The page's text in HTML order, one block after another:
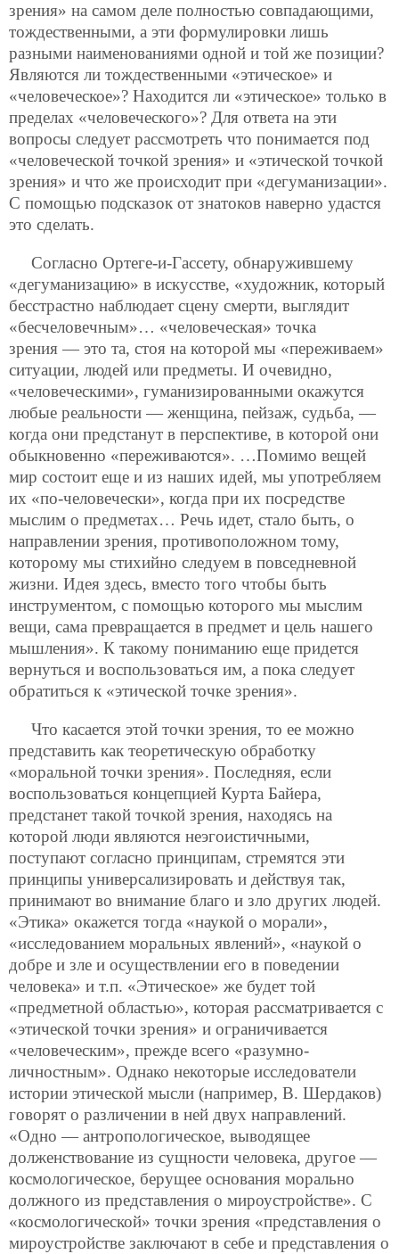
зрения» на самом деле полностью совпадающими,
тождественными, а эти формулировки лишь
разными наименованиями одной и той же позиции?
Являются ли тождественными «этическое» и
«человеческое»? Находится ли «этическое» только в
пределах «человеческого»? Для ответа на эти
вопросы следует рассмотреть что понимается под
«человеческой точкой зрения» и «этической точкой
зрения» и что же происходит при «дегуманизации».
С помощью подсказок от знатоков наверно удастся
это сделать.
Согласно Ортеге-и-Гассету, обнаружившему
«дегуманизацию» в искусстве, «художник, который
бесстрастно наблюдает сцену смерти, выглядит
«бесчеловечным»… «человеческая» точка
зрения — это та, стоя на которой мы «переживаем»
ситуации, людей или предметы. И очевидно,
«человеческими», гуманизированными окажутся
любые реальности — женщина, пейзаж, судьба, —
когда они предстанут в перспективе, в которой они
обыкновенно «переживаются». …Помимо вещей
мир состоит еще и из наших идей, мы употребляем
их «по-человечески», когда при их посредстве
мыслим о предметах… Речь идет, стало быть, о
направлении зрения, противоположном тому,
которому мы стихийно следуем в повседневной
жизни. Идея здесь, вместо того чтобы быть
инструментом, с помощью которого мы мыслим
вещи, сама превращается в предмет и цель нашего
мышления». К такому пониманию еще придется
вернуться и воспользоваться им, а пока следует
обратиться к «этической точке зрения».
Что касается этой точки зрения, то ее можно
представить как теоретическую обработку
«моральной точки зрения». Последняя, если
воспользоваться концепцией Курта Байера,
предстанет такой точкой зрения, находясь на
которой люди являются неэгоистичными,
поступают согласно принципам, стремятся эти
принципы универсализировать и действуя так,
принимают во внимание благо и зло других людей.
«Этика» окажется тогда «наукой о морали»,
«исследованием моральных явлений», «наукой о
добре и зле и осуществлении его в поведении
человека» и т.п. «Этическое» же будет той
«предметной областью», которая рассматривается с
«этической точки зрения» и ограничивается
«человеческим», прежде всего «разумно-
личностным». Однако некоторые исследователи
истории этической мысли (например, В. Шердаков)
говорят о различении в ней двух направлений.
«Одно — антропологическое, выводящее
долженствование из сущности человека, другое —
космологическое, берущее основания морально
должного из представления о мироустройстве». С
«космологической» точки зрения «представления о
мироустройстве заключают в себе и представления о